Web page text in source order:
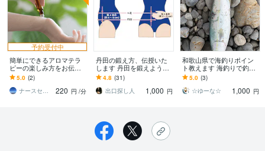
予約受付中
簡単にできるアロマテラ
ピーの楽しみ方をお伝え
します 安心安全な精油の
選び方から日常に香りを
活かす方法を習得
5.0 (2)
ナースセラピストようこ
220 円 /分
丹田の鍛え方、伝授いた
します 丹田を鍛えよう！
ストレスフリーで楽に過
ごせるようになります！
4.8 (31)
出口探し人
1,000 円
和歌山県で海釣りポイン
ト教えます 海釣りで釣れ
るポイント釣れる魚教え
ます
5.0 (3)
☆ゆーな☆
1,000 円